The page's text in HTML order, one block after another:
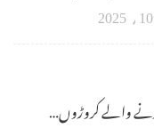
کرنے والے کروڑوں…